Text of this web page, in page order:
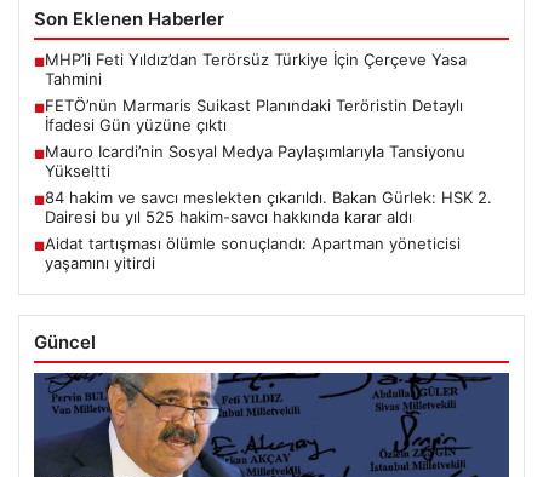
Son Eklenen Haberler
■MHP’li Feti Yıldız’dan Terörsüz Türkiye İçin Çerçeve Yasa
Tahmini
■FETÖ’nün Marmaris Suikast Planındaki Teröristin Detaylı
İfadesi Gün yüzüne çıktı
■Mauro Icardi’nin Sosyal Medya Paylaşımlarıyla Tansiyonu
Yükseltti
■84 hakim ve savcı meslekten çıkarıldı. Bakan Gürlek: HSK 2.
Dairesi bu yıl 525 hakim-savcı hakkında karar aldı
■Aidat tartışması ölümle sonuçlandı: Apartman yöneticisi
yaşamını yitirdi
Güncel